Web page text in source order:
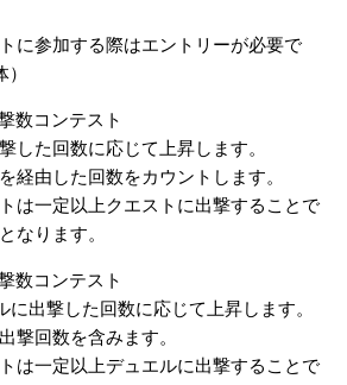
「ランダムシフター」ご利用時の注意事
て
に参加する際はエントリーが必要で
数コンテスト
した回数に応じて上昇します。
経由した回数をカウントします。
は一定以上クエストに出撃することで
なります。
数コンテスト
に出撃した回数に応じて上昇します。
撃回数を含みます。
は一定以上デュエルに出撃することで